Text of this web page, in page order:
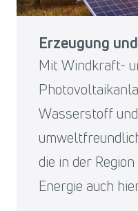
Erzeugung
Mit Windkraft-
Wasserstoff
die in der
Energie auch